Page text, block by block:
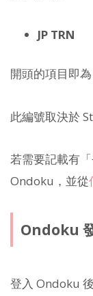
JP TRN
開頭的項目即為
此編號取決於
若需要記載有
Ondoku，並從
Ondoku
登入 Ondoku